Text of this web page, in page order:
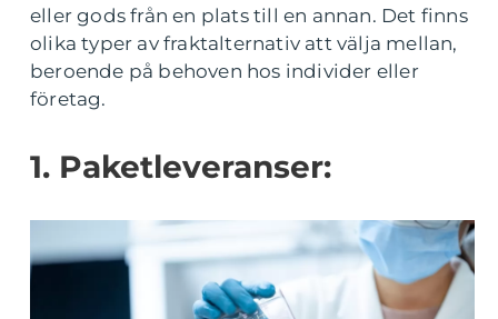
eller gods från en plats till en annan. Det finns
olika typer av fraktalternativ att välja mellan,
beroende på behoven hos individer eller
företag.
1. Paketleveranser: